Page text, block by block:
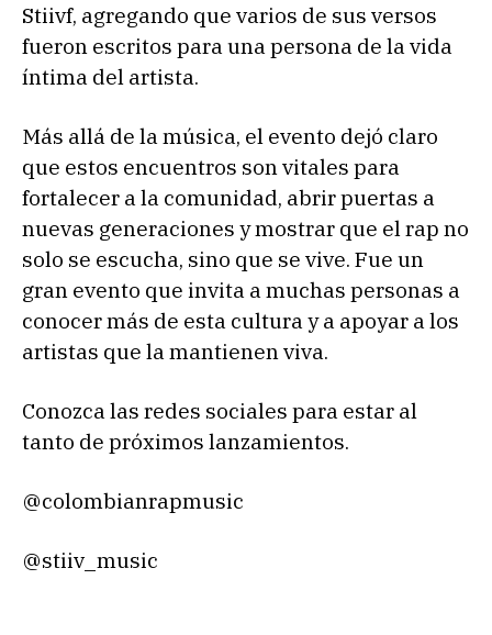
Stiivf, agregando que varios de sus versos
fueron escritos para una persona de la vida
íntima del artista.
Más allá de la música, el evento dejó claro
que estos encuentros son vitales para
fortalecer a la comunidad, abrir puertas a
nuevas generaciones y mostrar que el rap no
solo se escucha, sino que se vive. Fue un
gran evento que invita a muchas personas a
conocer más de esta cultura y a apoyar a los
artistas que la mantienen viva.
Conozca las redes sociales para estar al
tanto de próximos lanzamientos.
@colombianrapmusic
@stiiv_music